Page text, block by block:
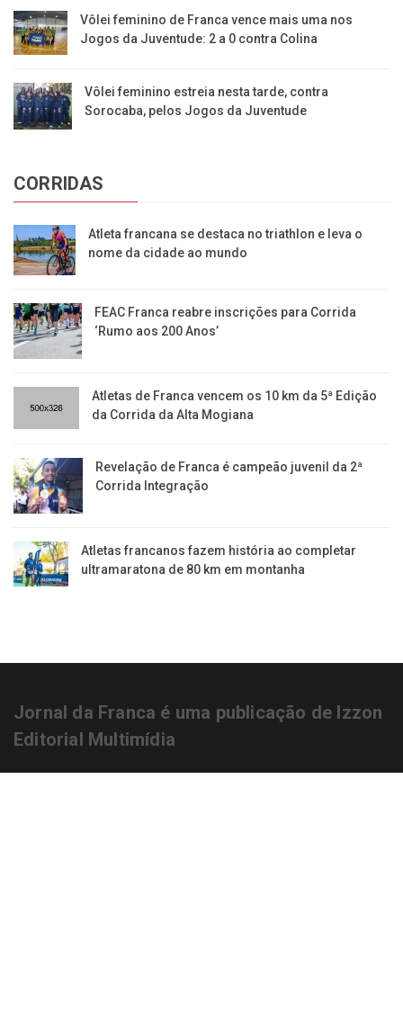
Vôlei feminino de Franca vence mais uma nos
Jogos da Juventude: 2 a 0 contra Colina
Vôlei feminino estreia nesta tarde, contra
Sorocaba, pelos Jogos da Juventude
CORRIDAS
Atleta francana se destaca no triathlon e leva o
nome da cidade ao mundo
FEAC Franca reabre inscrições para Corrida
‘Rumo aos 200 Anos’
Atletas de Franca vencem os 10 km da 5ª Edição
da Corrida da Alta Mogiana
Revelação de Franca é campeão juvenil da 2ª
Corrida Integração
Atletas francanos fazem história ao completar
ultramaratona de 80 km em montanha
Jornal da Franca é uma publicação de Izzon
Editorial Multimídia